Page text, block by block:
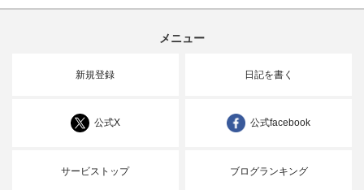
メニュー
新規登録 日記を書く
公式X 公式facebook
サービストップ ブログランキング